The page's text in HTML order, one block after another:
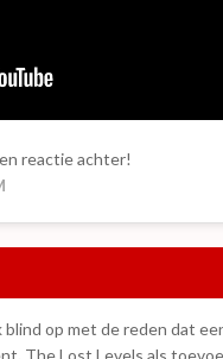
reactie achter!
blind op met de reden dat
The Lost Levels als